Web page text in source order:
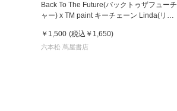
Back To The Future(バックトゥザフューチ
ャー) x TM paint キーチェーン Linda(リン
￥1,500 (税込 ￥1,650)
六本松 蔦屋書店